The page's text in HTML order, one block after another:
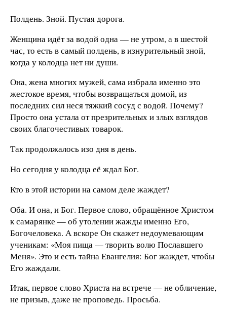
Полдень. Зной. Пустая дорога.
Женщина идёт за водой одна — не утром, а в шестой
час, то есть в самый полдень, в изнурительный зной,
когда у колодца нет ни души.
Она, жена многих мужей, сама избрала именно это
жестокое время, чтобы возвращаться домой, из
последних сил неся тяжкий сосуд с водой. Почему?
Просто она устала от презрительных и злых взглядов
своих благочестивых товарок.
Так продолжалось изо дня в день.
Но сегодня у колодца её ждал Бог.
Кто в этой истории на самом деле жаждет?
Оба. И она, и Бог. Первое слово, обращённое Христом
к самарянке — об утолении жажды именно Его,
Богочеловека. А вскоре Он скажет недоумевающим
ученикам: «Моя пища — творить волю Пославшего
Меня». Это и есть тайна Евангелия: Бог жаждет, чтобы
Его жаждали.
Итак, первое слово Христа на встрече — не обличение,
не призыв, даже не проповедь. Просьба.